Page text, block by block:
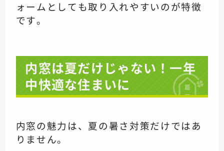
ォームとしても取り入れやすいのが特徴
です。
内窓は夏だけじゃない！一年
中快適な住まいに
内窓の魅力は、夏の暑さ対策だけではあ
りません。